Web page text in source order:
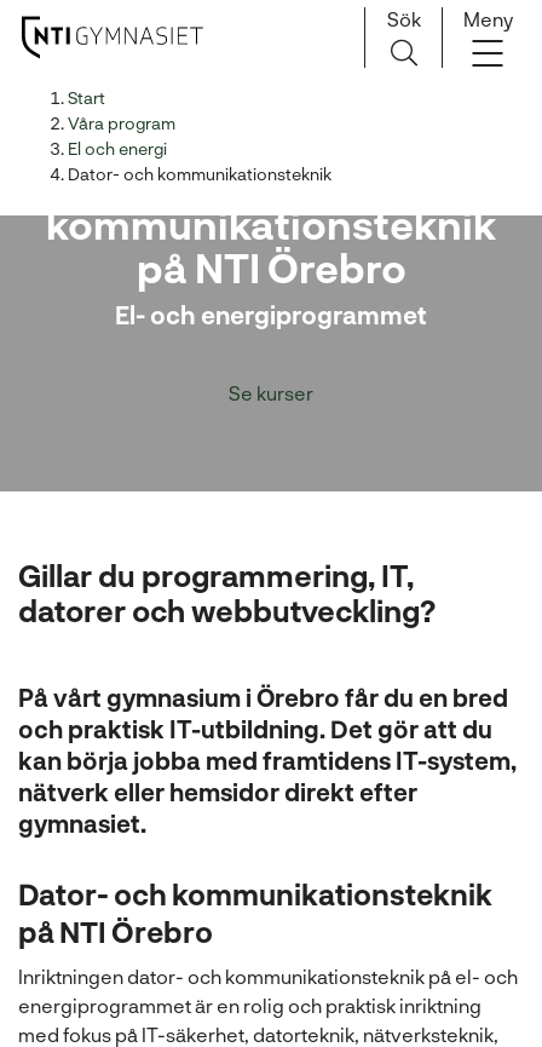
å
Huvudnavigation
Sök Meny
Start
Våra program
El och energi
Dator- och kommunikationsteknik
Dator- och
kommunikationsteknik
på NTI Örebro
El- och energiprogrammet
Se kurser
Gillar du programmering, IT,
datorer och webbutveckling?
På vårt gymnasium i Örebro får du en bred
och praktisk IT-utbildning. Det gör att du
kan börja jobba med framtidens IT-system,
nätverk eller hemsidor direkt efter
gymnasiet.
Dator- och kommunikationsteknik
på NTI Örebro
Inriktningen dator- och kommunikationsteknik på el- och
energiprogrammet är en rolig och praktisk inriktning
med fokus på IT-säkerhet, datorteknik, nätverksteknik,